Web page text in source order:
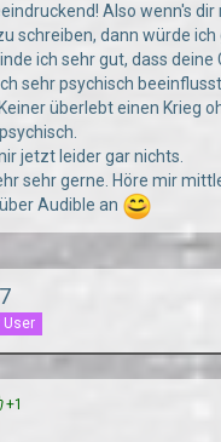
Also wenn's
schreiben, dann würde
ich sehr gut, dass deine
sehr psychisch
überlebt einen Krieg
jetzt leider gar nichts.
sehr gerne. Höre mir
Audible an
User
+1